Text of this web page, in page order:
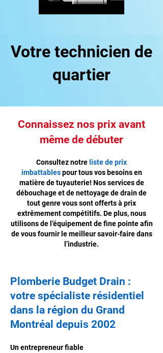
Votre technicien de
quartier
Connaissez nos prix avant
même de débuter
Consultez notre liste de prix
imbattables pour tous vos besoins en
matière de tuyauterie! Nos services de
débouchage et de nettoyage de drain de
tout genre vous sont offerts à prix
extrêmement compétitifs. De plus, nous
utilisons de l’équipement de fine pointe afin
de vous fournir le meilleur savoir-faire dans
l’industrie.
Plomberie Budget Drain :
votre spécialiste résidentiel
dans la région du Grand
Montréal depuis 2002
Un entrepreneur fiable